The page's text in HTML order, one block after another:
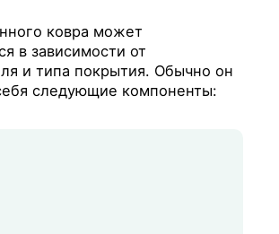
ковра может
в зависимости от
и типа покрытия. Обычно он
следующие компоненты: